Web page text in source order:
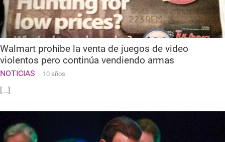
Walmart prohíbe la venta de juegos de video
violentos pero continúa vendiendo armas
NOTICIAS 10 años
[...]